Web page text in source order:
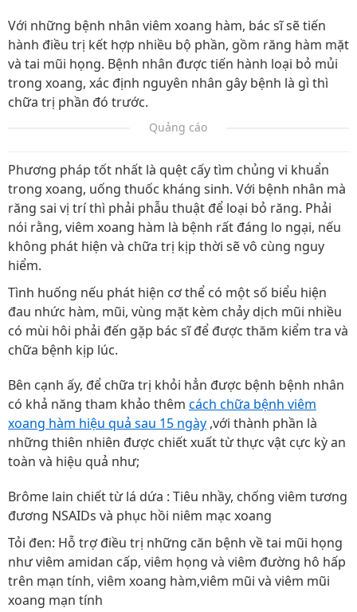
Với những bệnh nhân viêm xoang hàm, bác sĩ sẽ tiến
hành điều trị kết hợp nhiều bộ phần, gồm răng hàm mặt
và tai mũi họng. Bệnh nhân được tiến hành loại bỏ mủi
trong xoang, xác định nguyên nhân gây bệnh là gì thì
chữa trị phần đó trước.
Quảng cáo
Phương pháp tốt nhất là quệt cấy tìm chủng vi khuẩn
trong xoang, uống thuốc kháng sinh. Với bệnh nhân mà
răng sai vị trí thì phải phẫu thuật để loại bỏ răng. Phải
nói rằng, viêm xoang hàm là bệnh rất đáng lo ngại, nếu
không phát hiện và chữa trị kịp thời sẽ vô cùng nguy
hiểm.
Tình huống nếu phát hiện cơ thể có một số biểu hiện
đau nhức hàm, mũi, vùng mặt kèm chảy dịch mũi nhiều
có mùi hôi phải đến gặp bác sĩ để được thăm kiểm tra và
chữa bệnh kịp lúc.
Bên cạnh ấy, để chữa trị khỏi hẳn được bệnh bệnh nhân
có khả năng tham khảo thêm cách chữa bệnh viêm
xoang hàm hiệu quả sau 15 ngày ,với thành phần là
những thiên nhiên được chiết xuất từ thực vật cực kỳ an
toàn và hiệu quả như;
Brôme lain chiết từ lá dứa : Tiêu nhầy, chống viêm tương
đương NSAIDs và phục hồi niêm mạc xoang
Tỏi đen: Hỗ trợ điều trị những căn bệnh về tai mũi họng
như viêm amidan cấp, viêm họng và viêm đường hô hấp
trên mạn tính, viêm xoang hàm,viêm mũi và viêm mũi
xoang mạn tính